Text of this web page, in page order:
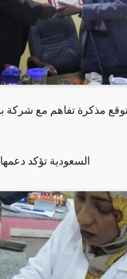
مذكرة تفاهم مع شركة
السعودية تؤكد